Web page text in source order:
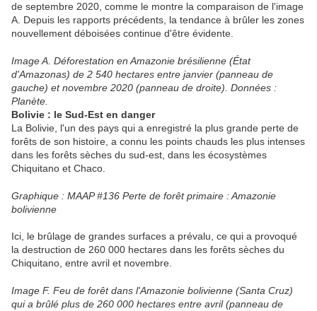
de septembre 2020, comme le montre la comparaison de l'image
A. Depuis les rapports précédents, la tendance à brûler les zones
nouvellement déboisées continue d'être évidente.
Image A. Déforestation en Amazonie brésilienne (État
d'Amazonas) de 2 540 hectares entre janvier (panneau de
gauche) et novembre 2020 (panneau de droite). Données :
Planète.
Bolivie : le Sud-Est en danger
La Bolivie, l'un des pays qui a enregistré la plus grande perte de
forêts de son histoire, a connu les points chauds les plus intenses
dans les forêts sèches du sud-est, dans les écosystèmes
Chiquitano et Chaco.
Graphique : MAAP #136 Perte de forêt primaire : Amazonie
bolivienne
Ici, le brûlage de grandes surfaces a prévalu, ce qui a provoqué
la destruction de 260 000 hectares dans les forêts sèches du
Chiquitano, entre avril et novembre.
Image F. Feu de forêt dans l'Amazonie bolivienne (Santa Cruz)
qui a brûlé plus de 260 000 hectares entre avril (panneau de